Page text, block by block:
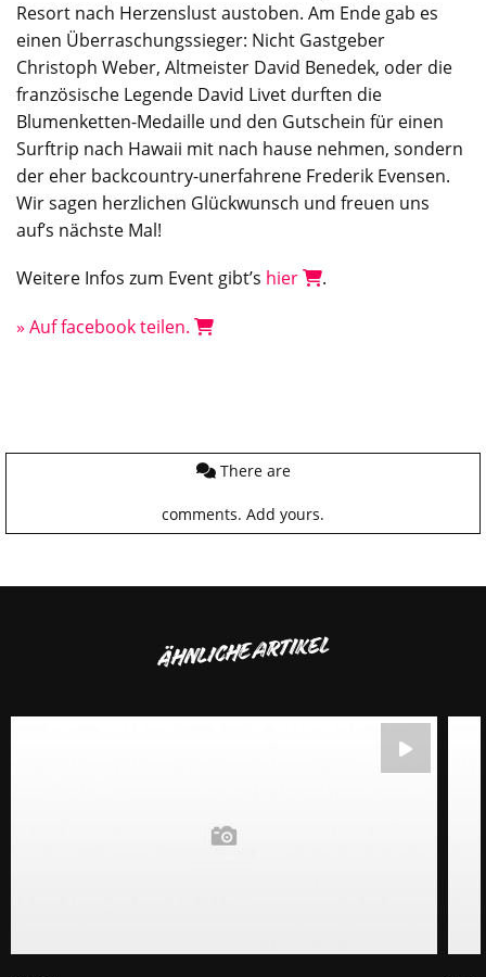
Resort nach Herzenslust austoben. Am Ende gab es
einen Überraschungssieger: Nicht Gastgeber
Christoph Weber, Altmeister David Benedek, oder die
französische Legende David Livet durften die
Blumenketten-Medaille und den Gutschein für einen
Surftrip nach Hawaii mit nach hause nehmen, sondern
der eher backcountry-unerfahrene Frederik Evensen.
Wir sagen herzlichen Glückwunsch und freuen uns
auf’s nächste Mal!
Weitere Infos zum Event gibt’s hier .
» Auf facebook teilen.
There are
comments. Add yours.
ÄHNLICHE ARTIKEL